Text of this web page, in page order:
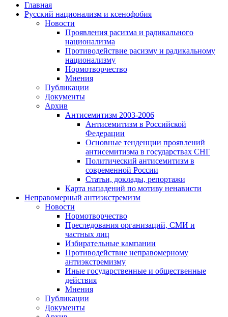
Главная
Русский национализм и ксенофобия
Новости
Проявления расизма и радикального
национализма
Противодействие расизму и радикальному
национализму
Нормотворчество
Мнения
Публикации
Документы
Архив
Антисемитизм 2003-2006
Антисемитизм в Российской
Федерации
Основные тенденции проявлений
антисемитизма в государствах СНГ
Политический антисемитизм в
современной России
Статьи, доклады, репортажи
Карта нападений по мотиву ненависти
Неправомерный антиэкстремизм
Новости
Нормотворчество
Преследования организаций, СМИ и
частных лиц
Избирательные кампании
Противодействие неправомерному
антиэкстремизму
Иные государственные и общественные
действия
Мнения
Публикации
Документы